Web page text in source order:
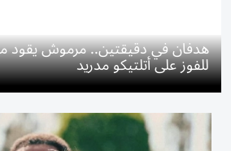
هدفان في دقيقتين.. مرموش يقود
للفوز على أتلتيكو مدريد